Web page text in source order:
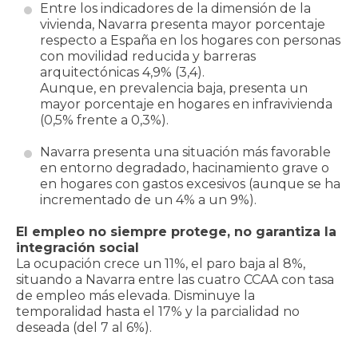
Entre los indicadores de la dimensión de la
vivienda, Navarra presenta mayor porcentaje
respecto a España en los hogares con personas
con movilidad reducida y barreras
arquitectónicas 4,9% (3,4).
Aunque, en prevalencia baja, presenta un
mayor porcentaje en hogares en infravivienda
(0,5% frente a 0,3%).
Navarra presenta una situación más favorable
en entorno degradado, hacinamiento grave o
en hogares con gastos excesivos (aunque se ha
incrementado de un 4% a un 9%).
El empleo no siempre protege, no garantiza la
integración social
La ocupación crece un 11%, el paro baja al 8%,
situando a Navarra entre las cuatro CCAA con tasa
de empleo más elevada. Disminuye la
temporalidad hasta el 17% y la parcialidad no
deseada (del 7 al 6%).